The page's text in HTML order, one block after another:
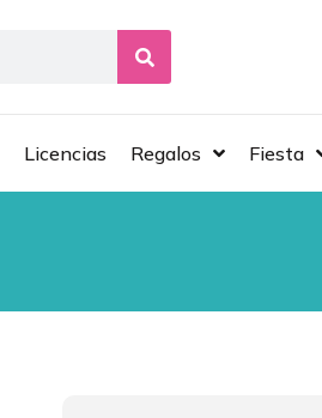
Licencias Regalos Fiesta